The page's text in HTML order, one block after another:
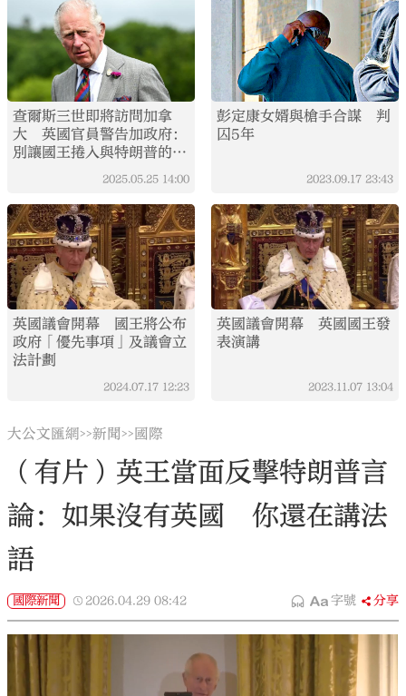
查爾斯三世即將訪問加拿
大 英國官員警告加政府：
別讓國王捲入與特朗普的爭
2025.05.25 14:00
彭定康女婿與槍手合謀 判
囚5年
2023.09.17 23:43
英國議會開幕 國王將公布
政府「優先事項」及議會立
法計劃
2024.07.17 12:23
英國議會開幕 英國國王發
表演講
2023.11.07 13:04
大公文匯網>>新聞>> 國際
（有片）英王當面反擊特朗普言
論：如果沒有英國 你還在講法
語
國際新聞 2026.04.29 08:42 字號 分享